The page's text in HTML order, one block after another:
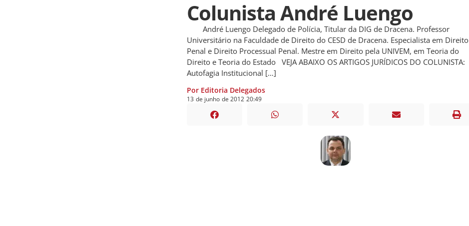
Colunista André Luengo
André Luengo Delegado de Polícia, Titular da DIG de Dracena. Professor
Universitário na Faculdade de Direito do CESD de Dracena. Especialista em Direito
Penal e Direito Processual Penal. Mestre em Direito pela UNIVEM, em Teoria do
Direito e Teoria do Estado VEJA ABAIXO OS ARTIGOS JURÍDICOS DO COLUNISTA:
Autofagia Institucional […]
Por Editoria Delegados
13 de junho de2012 20:49